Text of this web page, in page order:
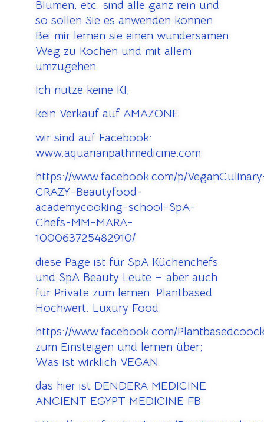
Blumen, etc. sind alle ganz rein und
so sollen Sie es anwenden können.
Bei mir lernen sie einen wundersamen
Weg zu Kochen und mit allem
umzugehen.
Ich nutze keine KI,
kein Verkauf auf AMAZONE
wir sind auf Facebook:
www.aquarianpathmedicine.com
https://www.facebook.com/p/
CRAZY-Beautyfood-
academycooking-school-SpA-
Chefs-MM-MARA-
100063725482910/
diese Page ist für SpA Küchenchefs
und SpA Beauty Leute – aber auch
für Private zum lernen. Plantbased
Hochwert. Luxury Food.
https://www.facebook.com/
zum Einsteigen und lernen über;
Was ist wirklich VEGAN.
das hier ist DENDERA MEDICINE
ANCIENT EGYPT MEDICINE FB